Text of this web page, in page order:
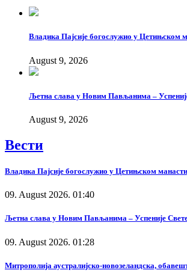
Владика Пајсије богослужио у Цетињском
August 9, 2026
Љетна слава у Новим Пављанима –
August 9, 2026
Вести
Владика Пајсије богослужио у Цетињском
09. August 2026. 01:40
Љетна слава у Новим Пављанима – Успеније
09. August 2026. 01:28
Митрополија аустралијско-новозеландска,